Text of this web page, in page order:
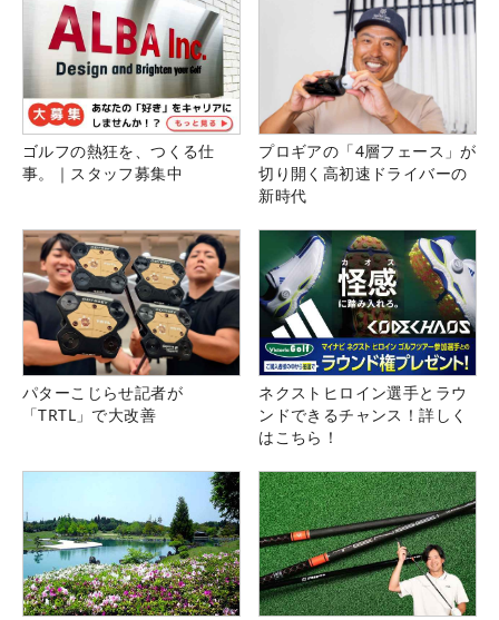
ゴルフの熱狂を、つくる仕
事。｜スタッフ募集中
プロギアの「4層フェース」が
切り開く高初速ドライバーの
新時代
パターこじらせ記者が
「TRTL」で大改善
ネクストヒロイン選手とラウ
ンドできるチャンス！詳しく
はこちら！